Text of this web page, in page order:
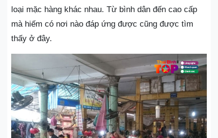
loại mặc hàng khác nhau. Từ bình dân đến cao cấp
mà hiếm có nơi nào đáp ứng được cũng được tìm
thấy ở đây.